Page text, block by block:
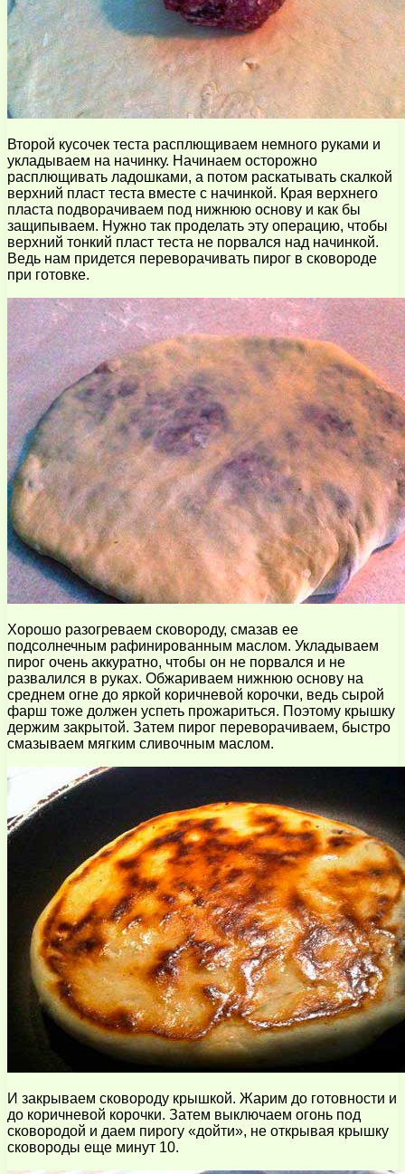
Второй кусочек теста расплющиваем немного руками и
укладываем на начинку. Начинаем осторожно
расплющивать ладошками, а потом раскатывать скалкой
верхний пласт теста вместе с начинкой. Края верхнего
пласта подворачиваем под нижнюю основу и как бы
защипываем. Нужно так проделать эту операцию, чтобы
верхний тонкий пласт теста не порвался над начинкой.
Ведь нам придется переворачивать пирог в сковороде
при готовке.
Хорошо разогреваем сковороду, смазав ее
подсолнечным рафинированным маслом. Укладываем
пирог очень аккуратно, чтобы он не порвался и не
развалился в руках. Обжариваем нижнюю основу на
среднем огне до яркой коричневой корочки, ведь сырой
фарш тоже должен успеть прожариться. Поэтому крышку
держим закрытой. Затем пирог переворачиваем, быстро
смазываем мягким сливочным маслом.
И закрываем сковороду крышкой. Жарим до готовности и
до коричневой корочки. Затем выключаем огонь под
сковородой и даем пирогу «дойти», не открывая крышку
сковороды еще минут 10.